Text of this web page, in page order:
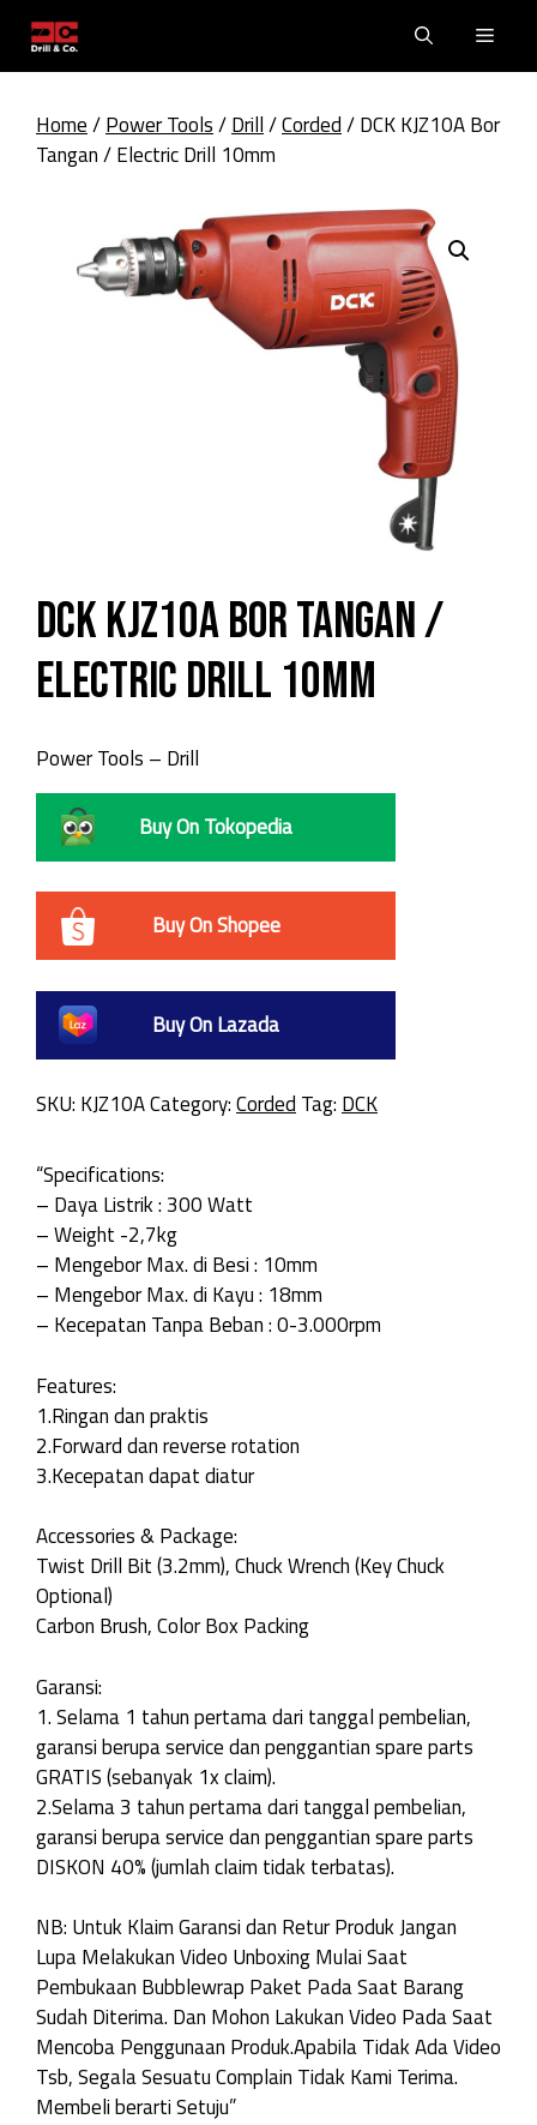
content
Home/Power Tools/Drill/Corded/ DCK KJZ10A Bor
Tangan / Electric Drill 10mm
DCK KJZ10A Bor Tangan /
Electric Drill 10mm
Power Tools – Drill
Buy On Tokopedia
Buy On Shopee
Buy On Lazada
SKU: KJZ10ACategory:Corded Tag: DCK
“Specifications:
– Daya Listrik : 300 Watt
– Weight -2,7kg
– Mengebor Max. di Besi : 10mm
– Mengebor Max. di Kayu : 18mm
– Kecepatan Tanpa Beban : 0-3.000rpm
Features:
1.Ringan dan praktis
2.Forward dan reverse rotation
3.Kecepatan dapat diatur
Accessories & Package:
Twist Drill Bit (3.2mm), Chuck Wrench (Key Chuck
Optional)
Carbon Brush, Color Box Packing
Garansi:
1. Selama 1 tahun pertama dari tanggal pembelian,
garansi berupa service dan penggantian spare parts
GRATIS (sebanyak 1x claim).
2.Selama 3 tahun pertama dari tanggal pembelian,
garansi berupa service dan penggantian spare parts
DISKON 40% (jumlah claim tidak terbatas).
NB: Untuk Klaim Garansi dan Retur Produk Jangan
Lupa Melakukan Video Unboxing Mulai Saat
Pembukaan Bubblewrap Paket Pada Saat Barang
Sudah Diterima. Dan Mohon Lakukan Video Pada Saat
Mencoba Penggunaan Produk.Apabila Tidak Ada Video
Tsb, Segala Sesuatu Complain Tidak Kami Terima.
Membeli berarti Setuju”